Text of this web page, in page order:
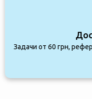
Задачи от 60 грн,